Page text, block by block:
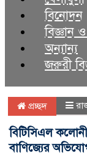
বিনোদন
বিজ্ঞান
অন্যান্য
জরুরী
প্রচ্ছদ
বিটিসিএল
বাণিজ্যের